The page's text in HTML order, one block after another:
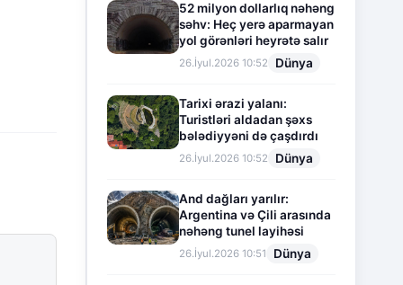
52 milyon dollarlıq nəhəng
səhv: Heç yerə aparmayan
yol görənləri heyrətə salır
26.İyul.2026 10:52 Dünya
Tarixi ərazi yalanı:
Turistləri aldadan şəxs
bələdiyyəni də çaşdırdı
26.İyul.2026 10:52 Dünya
And dağları yarılır:
Argentina və Çili arasında
nəhəng tunel layihəsi
26.İyul.2026 10:51 Dünya